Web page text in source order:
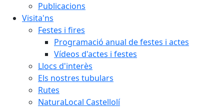
Publicacions
Visita'ns
Festes i fires
Programació anual de festes i actes
Vídeos d'actes i festes
Llocs d'interès
Els nostres tubulars
Rutes
NaturaLocal Castellolí